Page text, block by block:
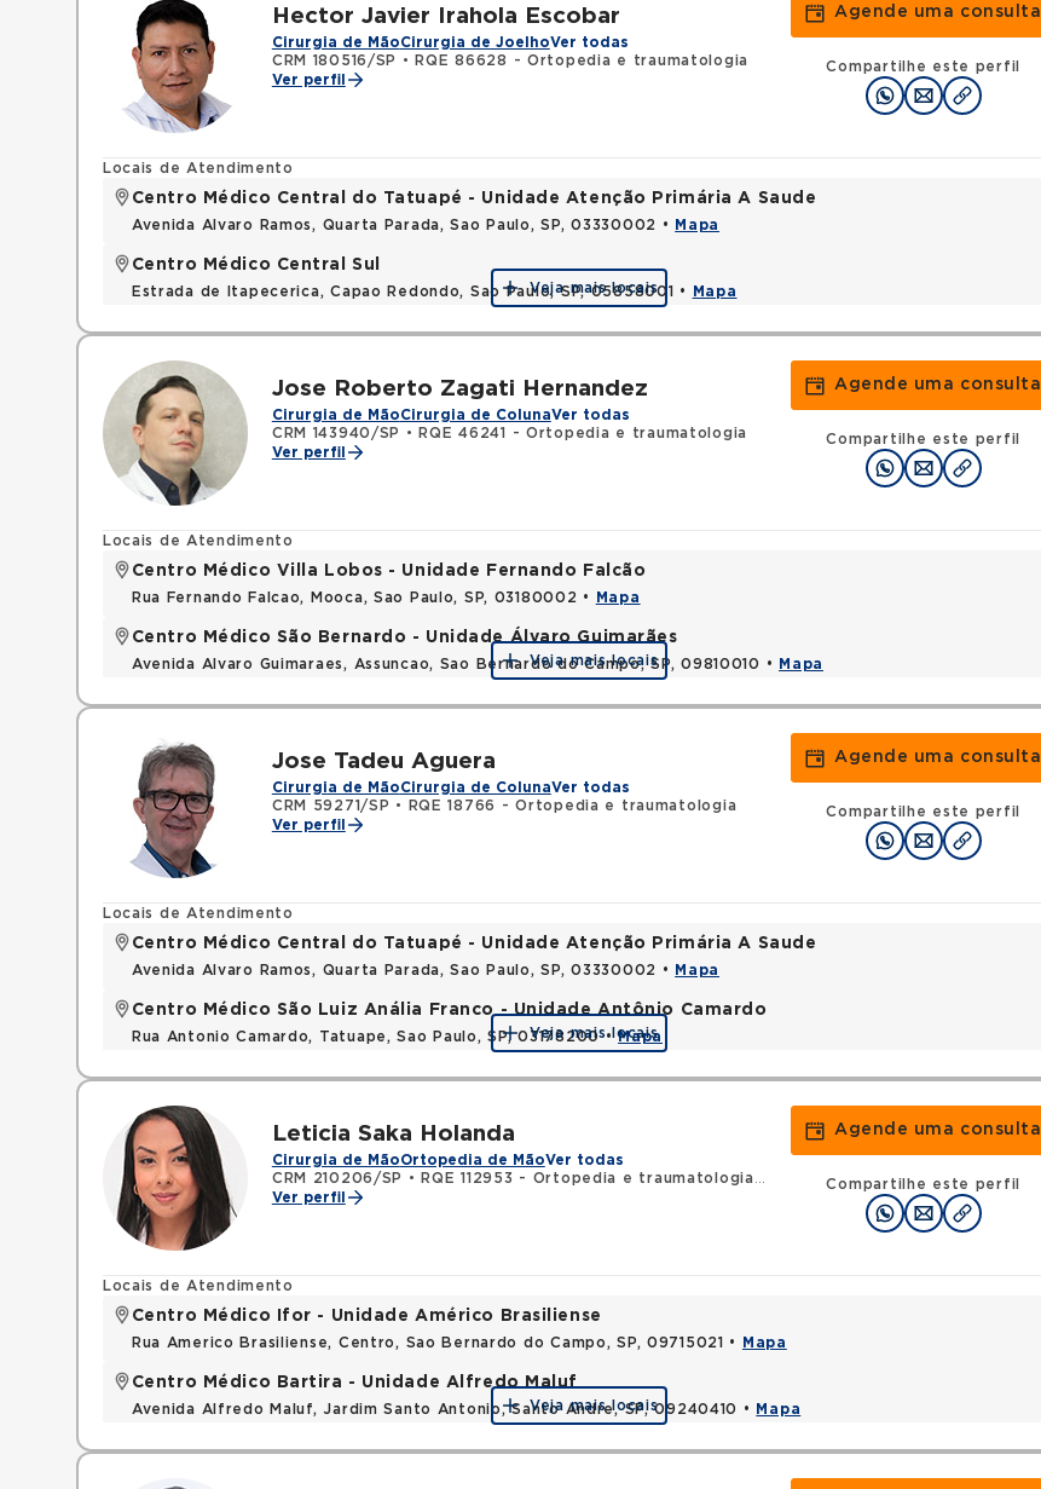
Hector Javier Irahola Escobar
Cirurgia de MãoCirurgia de JoelhoVer todas
CRM 180516/SP
•
RQE 86628 - Ortopedia e traumatologia
Ver perfil
Agende uma consulta
Compartilhe este perfil
Locais de Atendimento
Centro Médico Central do Tatuapé - Unidade Atenção Primária A Saude
Avenida Alvaro Ramos, Quarta Parada, Sao Paulo, SP, 03330002 • Mapa
Centro Médico Central Sul
Estrada de Itapecerica, Capao Redondo, Sao Paulo, SP, 05858001 • Mapa
Veja mais locais
Jose Roberto Zagati Hernandez
Cirurgia de MãoCirurgia de ColunaVer todas
CRM 143940/SP
•
RQE 46241 - Ortopedia e traumatologia
Ver perfil
Agende uma consulta
Compartilhe este perfil
Locais de Atendimento
Centro Médico Villa Lobos - Unidade Fernando Falcão
Rua Fernando Falcao, Mooca, Sao Paulo, SP, 03180002 • Mapa
Centro Médico São Bernardo - Unidade Álvaro Guimarães
Avenida Alvaro Guimaraes, Assuncao, Sao Bernardo do Campo, SP, 09810010 • Mapa
Veja mais locais
Jose Tadeu Aguera
Cirurgia de MãoCirurgia de ColunaVer todas
CRM 59271/SP •
RQE 18766 - Ortopedia e traumatologia
Ver perfil
Agende uma consulta
Compartilhe este perfil
Locais de Atendimento
Centro Médico Central do Tatuapé - Unidade Atenção Primária A Saude
Avenida Alvaro Ramos, Quarta Parada, Sao Paulo, SP, 03330002 • Mapa
Centro Médico São Luiz Anália Franco - Unidade Antônio Camardo
Rua Antonio Camardo, Tatuape, Sao Paulo, SP, 03178200 •Mapa
Veja mais locais
Leticia Saka Holanda
Cirurgia de MãoOrtopedia de MãoVer todas
CRM 210206/SP
• RQE 112953 - Ortopedia e traumatologia
RQE 135729 - Cirurgia da mão
Ver perfil
Agende uma consulta
Compartilhe este perfil
Locais de Atendimento
Centro Médico Ifor - Unidade Américo Brasiliense
Rua Americo Brasiliense, Centro, Sao Bernardo do Campo, SP, 09715021 • Mapa
Centro Médico Bartira - Unidade Alfredo Maluf
Avenida Alfredo Maluf, Jardim Santo Antonio, Santo Andre, SP, 09240410 • Mapa
Veja mais locais